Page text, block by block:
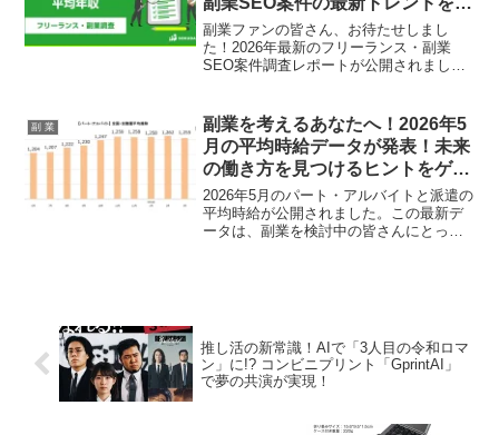
底解剖！
副業ファンの皆さん、お待たせしまし
た！2026年最新のフリーランス・副業
SEO案件調査レポートが公開されまし
う、あなたの「推し活」を仕事にするチ
ャンスが広がる魅力的な数字が明らか
に。SEOスキルを活かして、理想の働き
方を手に入れましょう！
副 業
副業を考えるあなたへ！2026年5
月の平均時給データが発表！未来
の働き方を見つけるヒントをゲッ
トしよう！
2026年5月のパート・アルバイトと派遣の
平均時給が公開されました。この最新デ
ータは、副業を検討中の皆さんにとっ
推し活の新常識！AIで「3人目の令和ロマ
ン」に!? コンビニプリント「GprintAI」
で夢の共演が実現！